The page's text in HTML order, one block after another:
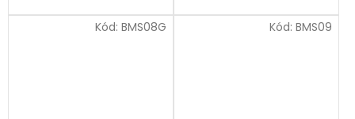
Kód: BMS08G Kód: BMS09